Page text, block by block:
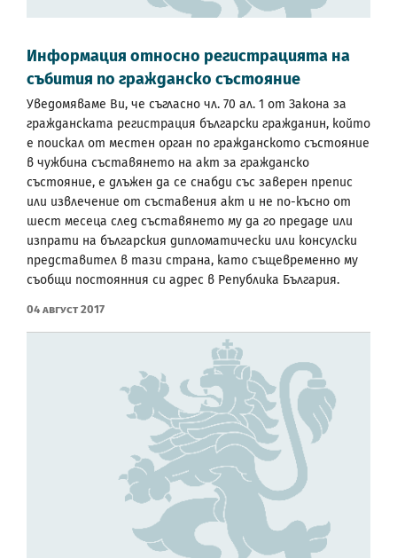
Информация относно регистрацията на
събития по гражданско състояние
Уведомяваме Ви, че съгласно чл. 70 ал. 1 от Закона за
гражданската регистрация български гражданин, който
е поискал от местен орган по гражданското състояние
в чужбина съставянето на акт за гражданско
състояние, е длъжен да се снабди със заверен препис
или извлечение от съставения акт и не по-късно от
шест месеца след съставянето му да го предаде или
изпрати на българския дипломатически или консулски
представител в тази страна, като същевременно му
съобщи постоянния си адрес в Република България.
04 Август 2017